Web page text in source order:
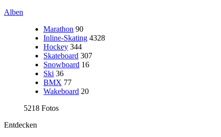
Alben
Marathon 90
Inline-Skating 4328
Hockey 344
Skateboard 307
Snowboard 16
Ski 36
BMX 77
Wakeboard 20
5218 Fotos
Entdecken